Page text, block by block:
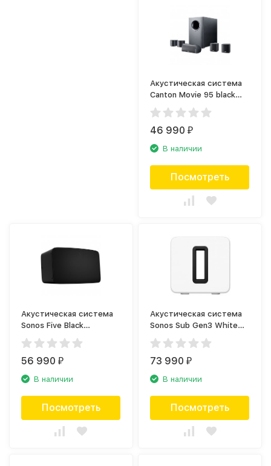
Акустическая система
Canton Movie 95 black
(комплект)
46 990₽
В наличии
Посмотреть
Акустическая система
Sonos Five Black
(FIVE1EU1BLK)
56 990₽
В наличии
Посмотреть
Акустическая система
Sonos Sub Gen3 White
(SUBG3EU1)
73 990₽
В наличии
Посмотреть